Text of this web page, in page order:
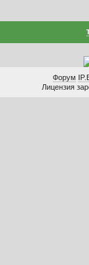
Форум
Лицензия